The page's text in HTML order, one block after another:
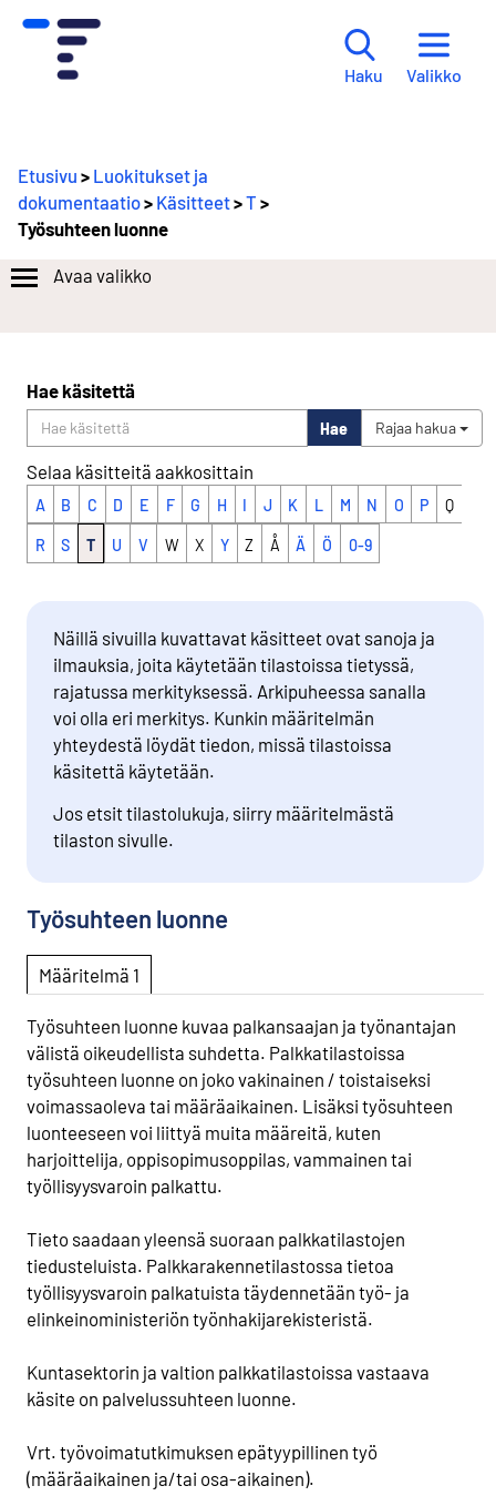
Haku Valikko
Etusivu > Luokitukset ja
dokumentaatio> Käsitteet>T >
Työsuhteen luonne
Avaa valikko
Hae käsitettä
Hae Rajaa hakua
Selaa käsitteitä aakkosittain
A B C D E F G H I J K L M N O P Q
R S T U V W X Y Z Å Ä Ö 0-9
Näillä sivuilla kuvattavat käsitteet ovat sanoja ja
ilmauksia, joita käytetään tilastoissa tietyssä,
rajatussa merkityksessä. Arkipuheessa sanalla
voi olla eri merkitys. Kunkin määritelmän
yhteydestä löydät tiedon, missä tilastoissa
käsitettä käytetään.
Jos etsit tilastolukuja, siirry määritelmästä
tilaston sivulle.
Työsuhteen luonne
Määritelmä 1
Työsuhteen luonne kuvaa palkansaajan ja työnantajan
välistä oikeudellista suhdetta. Palkkatilastoissa
työsuhteen luonne on joko vakinainen / toistaiseksi
voimassaoleva tai määräaikainen. Lisäksi työsuhteen
luonteeseen voi liittyä muita määreitä, kuten
harjoittelija, oppisopimusoppilas, vammainen tai
työllisyysvaroin palkattu.
Tieto saadaan yleensä suoraan palkkatilastojen
tiedusteluista. Palkkarakennetilastossa tietoa
työllisyysvaroin palkatuista täydennetään työ- ja
elinkeinoministeriön työnhakijarekisteristä.
Kuntasektorin ja valtion palkkatilastoissa vastaava
käsite on palvelussuhteen luonne.
Vrt. työvoimatutkimuksen epätyypillinen työ
(määräaikainen ja/tai osa-aikainen).